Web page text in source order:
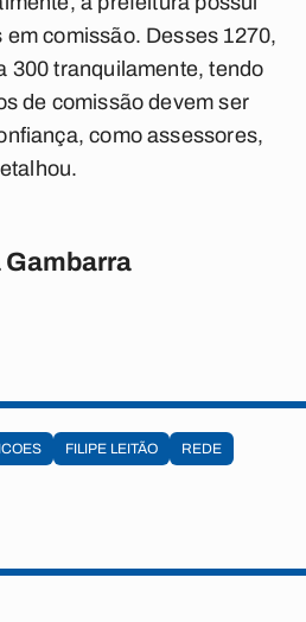
comissão. Desses 1270,
300 tranquilamente, tendo
de comissão devem ser
como assessores,
Gambarra
FILIPE LEITÃO REDE